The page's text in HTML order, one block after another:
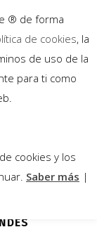
® de forma
de cookies, la
de uso de la
para ti como
cookies y los
Saber más |